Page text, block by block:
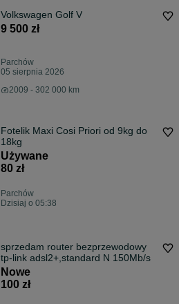
Volkswagen Golf V
9 500 zł
Parchów
05 sierpnia 2026
2009 - 302 000 km
Fotelik Maxi Cosi Priori od 9kg do
18kg
Używane
80 zł
Parchów
Dzisiaj o 05:38
sprzedam router bezprzewodowy
tp-link adsl2+,standard N 150Mb/s
Nowe
100 zł